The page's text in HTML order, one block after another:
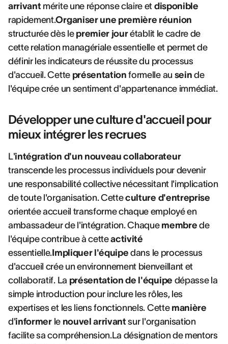
arrivant mérite une réponse claire et disponible
rapidement.Organiser une première réunion
structurée dès le premier jourétablit le cadre de
cette relation managériale essentielle et permet de
définir les indicateurs de réussite du processus
d'accueil. Cette présentation formelle au sein de
l'équipe crée un sentiment d'appartenance immédiat.
Développer une culture d'accueil pour
mieux intégrer les recrues
L'intégration d'un nouveau collaborateur
transcende les processus individuels pour devenir
une responsabilité collective nécessitant l'implication
de toute l'organisation. Cetteculture d'entreprise
orientée accueil transforme chaque employé en
ambassadeur de l'intégration. Chaque membre de
l'équipe contribue à cetteactivité
essentielle.Impliquer l'équipe dans le processus
d'accueil crée un environnement bienveillant et
collaboratif. La présentation de l'équipe dépasse la
simple introduction pour inclure les rôles, les
expertises et les liens fonctionnels. Cette manière
d'informerle nouvel arrivant sur l'organisation
facilite sa compréhension.La désignation de mentors